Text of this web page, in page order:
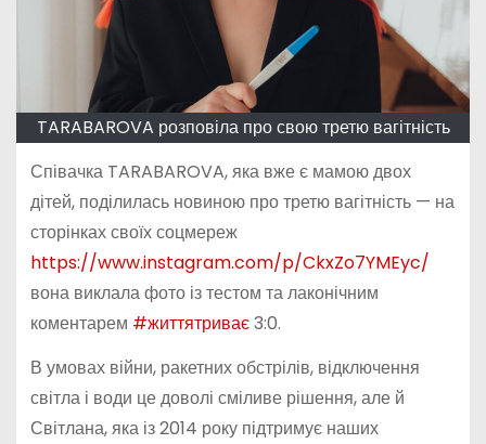
TARABAROVA розповіла про свою третю вагітність
Співачка TARABAROVA, яка вже є мамою двох
дітей, поділилась новиною про третю вагітність — на
сторінках своїх соцмереж
https://www.instagram.com/p/CkxZo7YMEyc/
вона виклала фото із тестом та лаконічним
коментарем #життятриває3:0.
В умовах війни, ракетних обстрілів, відключення
світла і води це доволі сміливе рішення, але й
Світлана, яка із 2014 року підтримує наших